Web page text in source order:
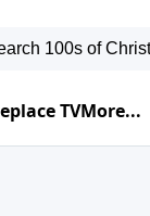
TVMore...